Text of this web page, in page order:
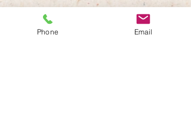
Phone Email